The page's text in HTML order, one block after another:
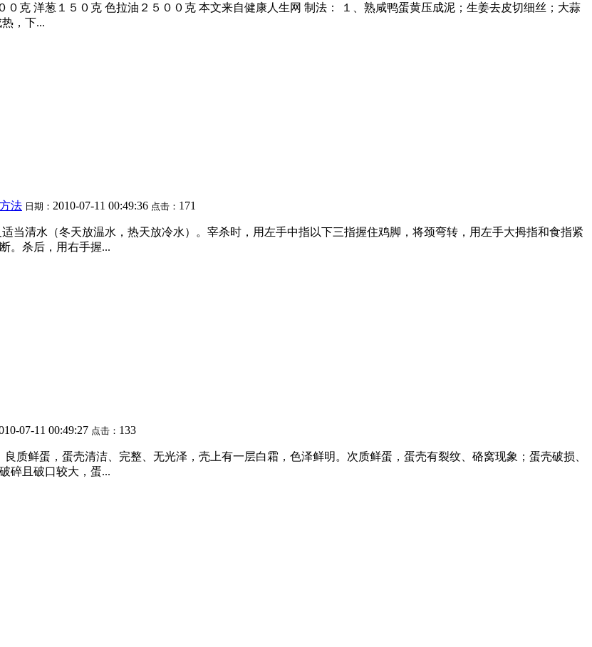
克 洋葱１５０克 色拉油２５００克 本文来自健康人生网 制法： １、熟咸鸭蛋黄压成泥；生姜去皮切细丝；大蒜
，下...
法 日期： 2010-07-11 00:49:36 点击： 171
当清水（冬天放温水，热天放冷水）。宰杀时，用左手中指以下三指握住鸡脚，将颈弯转，用左手大拇指和食指紧
。杀后，用右手握...
07-11 00:49:27 点击： 133
质鲜蛋，蛋壳清洁、完整、无光泽，壳上有一层白霜，色泽鲜明。次质鲜蛋，蛋壳有裂纹、硌窝现象；蛋壳破损、
碎且破口较大，蛋...